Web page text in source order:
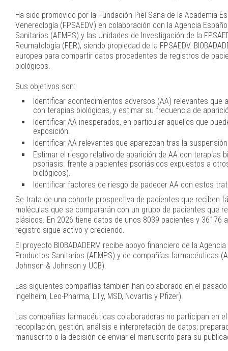
Ha sido promovido por la Fundación Piel Sana de la Academia
Venereología (FPSAEDV) en colaboración con la Agencia
Sanitarios (AEMPS) y las Unidades de Investigación de la
Reumatología (FER), siendo propiedad de la FPSAEDV.
europea para compartir datos procedentes de registros de
biológicos.
Sus objetivos son:
Identificar acontecimientos adversos (AA) relevantes que
con terapias biológicas, y estimar su frecuencia de
Identificar AA inesperados, en particular aquellos que
exposición.
Identificar AA relevantes que aparezcan tras la
Estimar el riesgo relativo de aparición de AA con terapias
psoriasis. frente a pacientes psoriásicos expuestos a
biológicos).
Identificar factores de riesgo de padecer AA con estos
Se trata de una cohorte prospectiva de pacientes que reciben
moléculas que se compararán con un grupo de pacientes que
clásicos. En 2026 tiene datos de unos 8039 pacientes y 36176
registro sigue activo y creciendo.
El proyecto BIOBADADERM recibe apoyo financiero de la
Productos Sanitarios (AEMPS) y de compañías farmacéuticas
Johnson & Johnson y UCB).
Las siguientes compañías también han colaborado en el
Ingelheim, Leo-Pharma, Lilly, MSD, Novartis y Pfizer).
Las compañías farmacéuticas colaboradoras no participan en
recopilación, gestión, análisis e interpretación de datos;
manuscrito o la decisión de enviar el manuscrito para su